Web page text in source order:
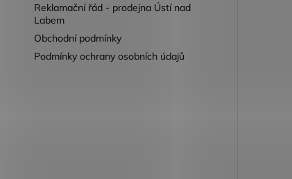
Reklamační řád - prodejna Ústí nad
Labem
Obchodní podmínky
Podmínky ochrany osobních údajů